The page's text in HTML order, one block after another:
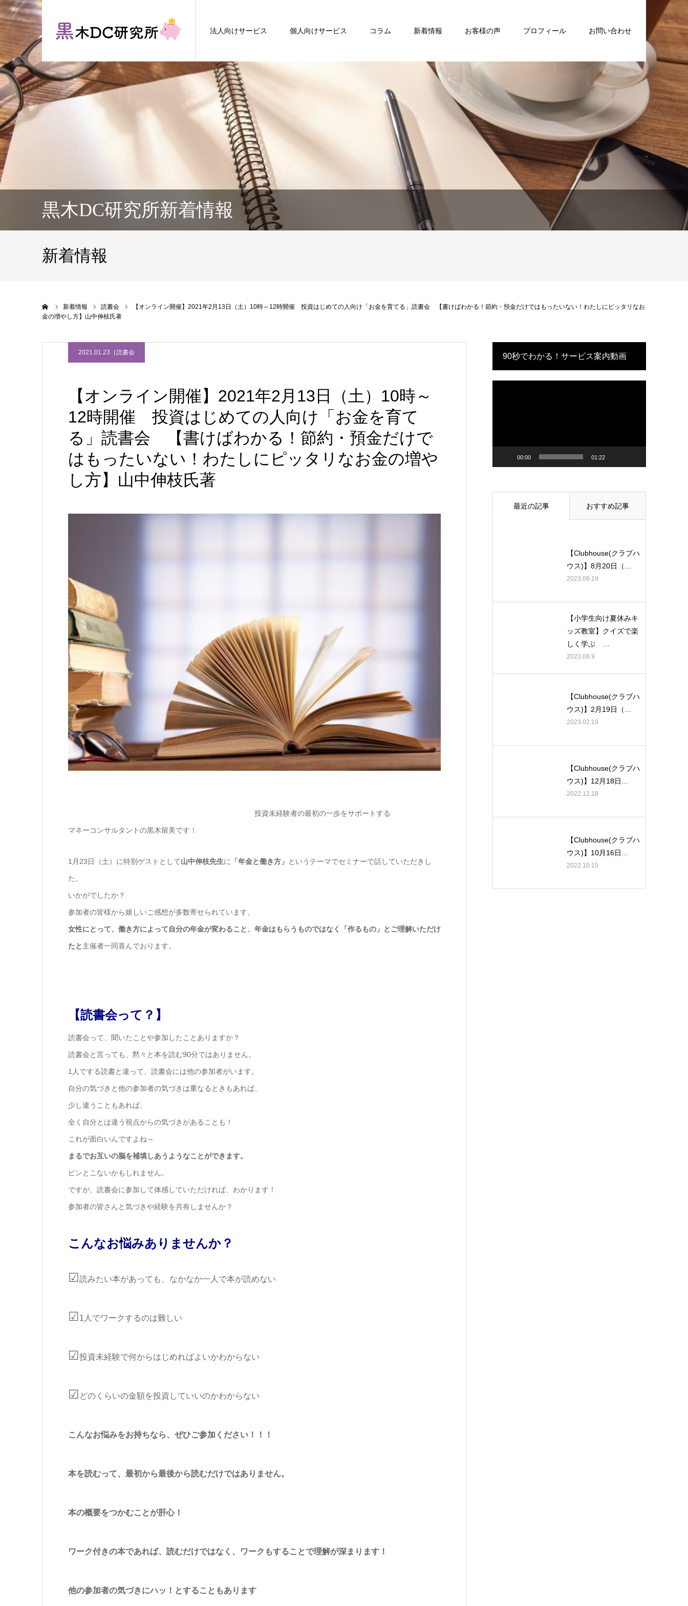
法人向けサービス 個人向けサービス コラム 新着情報 お客様の声 プロフィール お問い合わせ
黒木DC研究所新着情報
新着情報
新着情報 読書会
【オンライン開催】2021年2月13日（土）10時～12時開催 投資はじめての人向け「お金を育てる」読書会 【書けばわかる！節約・預金だけではもったいない！わたしにピッタリなお
金の増やし方】山中伸枝氏著
2021.01.23 読書会
【オンライン開催】2021年2月13日（土）10時～
12時開催 投資はじめての人向け「お金を育て
る」読書会 【書けばわかる！節約・預金だけで
はもったいない！わたしにピッタリなお金の増や
し方】山中伸枝氏著
投資未経験者の最初の一歩をサポートする
マネーコンサルタントの黒木留美です！
1月23日（土）に特別ゲストとして山中伸枝先生に 「年金と働き方」 というテーマでセミナーで話していただきし
た。
いかがでしたか？
参加者の皆様から嬉しいご感想が多数寄せられています。
女性にとって、働き方によって自分の年金が変わること、年金はもらうものではなく「作るもの」とご理解いただけ
たと主催者一同喜んでおります。
【読書会って？】
読書会って、聞いたことや参加したことありますか？
読書会と言っても、黙々と本を読む90分ではありません。
1人でする読書と違って、読書会には他の参加者がいます。
自分の気づきと他の参加者の気づきは重なるときもあれば、
少し違うこともあれば、
全く自分とは違う視点からの気づきがあることも！
これが面白いんですよね～
まるでお互いの脳を補填しあうようなことができます。
ピンとこないかもしれません。
ですが、読書会に参加して体感していただければ、わかります！
参加者の皆さんと気づきや経験を共有しませんか？
こんなお悩みありませんか？
☑読みたい本があっても、なかなか一人で本が読めない
☑1人でワークするのは難しい
☑投資未経験で何からはじめればよいかわからない
☑ どのくらいの金額を投資していいのかわからない
こんなお悩みをお持ちなら、ぜひご参加ください！！！
本を読むって、最初から最後から読むだけではありません。
本の概要をつかむことが肝心！
ワーク付きの本であれば、読むだけではなく、ワークもすることで理解が深まります！
他の参加者の気づきにハッ！とすることもあります
90秒でわかる！サービス案内動画
00:00 01:22
最近の記事 おすすめ記事
【Clubhouse(クラブハ
ウス)】8月20日（…
2023.08.19
【小学生向け夏休みキ
ッズ教室】クイズで楽
しく学ぶ …
2023.08.9
【Clubhouse(クラブハ
ウス)】2月19日（…
2023.02.19
【Clubhouse(クラブハ
ウス)】12月18日…
2022.12.18
【Clubhouse(クラブハ
ウス)】10月16日…
2022.10.15